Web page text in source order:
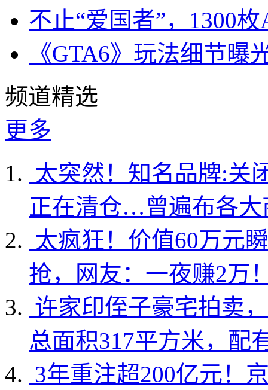
不止“爱国者”，1300
《GTA6》玩法细节
频道精选
更多
太突然！知名品牌:关
正在清仓…曾遍布各大
太疯狂！价值60万元
抢，网友：一夜赚2万
许家印侄子豪宅拍卖
总面积317平方米，配
3年重注超200亿元！